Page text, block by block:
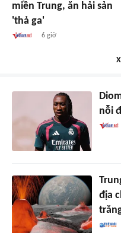
miền Trung, ăn hải sản
'thả ga'
6 giờ
nỗi
địa